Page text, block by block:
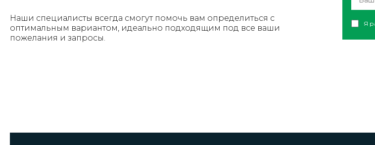
Наши специалисты всегда смогут помочь вам определиться с
оптимальным вариантом, идеально подходящим под все ваши
пожелания и запросы.
Я